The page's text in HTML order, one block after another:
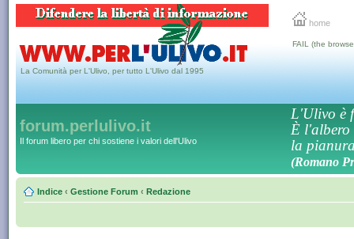
home
La Comunità per L'Ulivo, per tutto L'Ulivo dal 1995
FAIL (the
forum.perlulivo.it
Il forum libero per chi sostiene i valori dell'Ulivo
L'Ulivo è
È l'albero
la
(Romano
Indice ‹ Gestione Forum ‹ Redazione